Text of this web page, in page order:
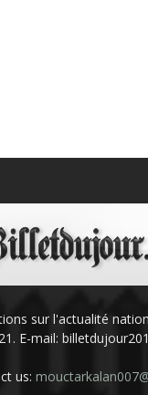
sur l'actualité
E-mail:
us: